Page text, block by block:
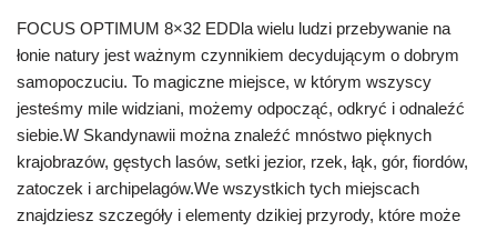
FOCUS OPTIMUM 8×32 EDDla wielu ludzi przebywanie na
łonie natury jest ważnym czynnikiem decydującym o dobrym
samopoczuciu. To magiczne miejsce, w którym wszyscy
jesteśmy mile widziani, możemy odpocząć, odkryć i odnaleźć
siebie.W Skandynawii można znaleźć mnóstwo pięknych
krajobrazów, gęstych lasów, setki jezior, rzek, łąk, gór, fiordów,
zatoczek i archipelagów.We wszystkich tych miejscach
znajdziesz szczegóły i elementy dzikiej przyrody, które może